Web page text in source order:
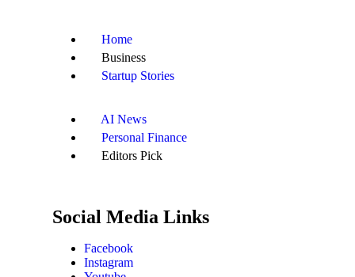
Home
Business
Startup Stories
AI News
Personal Finance
Editors Pick
Social Media Links
Facebook
Instagram